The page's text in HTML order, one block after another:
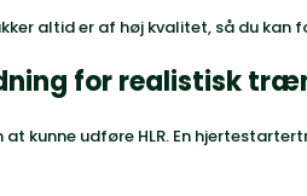
altid er af høj kvalitet, så du
for realistisk
kunne udføre HLR. En